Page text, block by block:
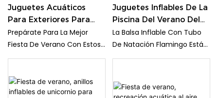
Juguetes Acuáticos
Para Exteriores Para
Fiestas De Verano, Gran
Oferta, Flotadores
Purpurina Y Tubo
Colorido
Prepárate Para La Mejor
Fiesta De Verano Con Estos
Flotadores Inflables Y
Oferta. Hechos Con Tubos
De Colores, Estos Juguetes
Juguetes Inflables De La
Piscina Del Verano Del
Anillo De La Nadada Del
Flamenco Del PVC LED
La Balsa Inflable Con Tubo
De Natación Flamingo Está
Diseñada Con Dos Boquillas
Lo Que Previene
Eficazmente El Reflujo De